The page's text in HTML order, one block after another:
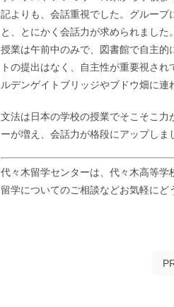
記よりも、会話重視でした。グルー
と、とにかく会話力が求められました
授業は午前中のみで、図書館で自主
トの提出はなく、自主性が重要視さ
ルデンゲイトブリッジやブドウ畑に連
文法は日本の学校の授業でそこそこ
ーが増え、会話力が格段にアップしま
代々木留学センターは、代々木高等学
留学についてのご相談などお気軽に